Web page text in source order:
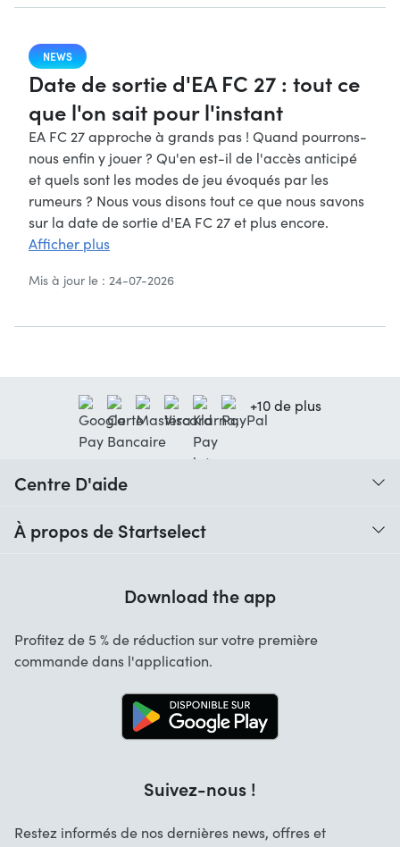
NEWS
Date de sortie d'EA FC 27 : tout ce
que l'on sait pour l'instant
EA FC 27 approche à grands pas ! Quand pourrons-
nous enfin y jouer ? Qu'en est-il de l'accès anticipé
et quels sont les modes de jeu évoqués par les
rumeurs ? Nous vous disons tout ce que nous savons
sur la date de sortie d'EA FC 27 et plus encore.
Afficher plus
Mis à jour le : 24-07-2026
+10 de plus
Centre D'aide
Aide avec les codes
Contact
À propos de Startselect
Startselect App
Recrutement
Solutions d'entreprise
Download the app
Profitez de 5 % de réduction sur votre première
commande dans l'application.
Suivez-nous !
Restez informés de nos dernières news, offres et